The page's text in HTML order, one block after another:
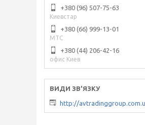
+380 (96) 507-75-63
Киевстар
+380 (66) 999-13-01
МТС
+380 (44) 206-42-16
офис Киев
http://